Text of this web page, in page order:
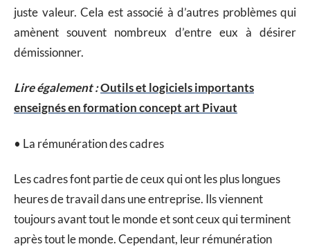
juste valeur. Cela est associé à d’autres problèmes qui
amènent souvent nombreux d’entre eux à désirer
démissionner.
Lire également :Outils et logiciels importants
enseignés en formation concept art Pivaut
• La rémunération des cadres
Les cadres font partie de ceux qui ont les plus longues
heures de travail dans une entreprise. Ils viennent
toujours avant tout le monde et sont ceux qui terminent
après tout le monde. Cependant, leur rémunération